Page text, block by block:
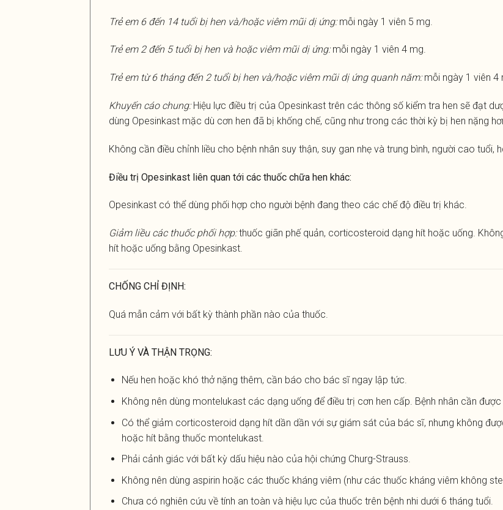
Trẻ em 6 đến 14 tuổi bị hen và/hoặc viêm mũi dị ứng:mỗi ngày 1 viên 5 mg.
Trẻ em 2 đến 5 tuổi bị hen và hoặc viêm mũi dị ứng:mỗi ngày 1 viên 4 mg.
Trẻ em từ 6 tháng đến 2 tuổi bị hen và/hoặc viêm mũi dị ứng quanh năm:mỗi ngày 1 viên 4
Khuyến cáo chung:Hiệu lực điều trị của Opesinkast trên các thông số kiểm tra hen sẽ đạt
dùng Opesinkast mặc dù cơn hen đã bị khống chế, cũng như trong các thời kỳ bị hen nặng
Không cần điều chỉnh liều cho bệnh nhân suy thận, suy gan nhẹ và trung bình, người cao tuổi,
Điều trị Opesinkast liên quan tới các thuốc chữa hen khác:
Opesinkast có thể dùng phối hợp cho người bệnh đang theo các chế độ điều trị khác.
Giảm liều các thuốc phối hợp:thuốc giãn phế quản, corticosteroid dạng hít hoặc uống.
hít hoặc uống bằng Opesinkast.
CHỐNG CHỈ ĐỊNH:
Quá mẫn cảm với bất kỳ thành phần nào của thuốc.
LƯU Ý VÀ THẬN TRỌNG:
Nếu hen hoặc khó thở nặng thêm, cần báo cho bác sĩ ngay lập tức.
Không nên dùng montelukast các dạng uống để điều trị cơn hen cấp. Bệnh nhân cần
Có thể giảm corticosteroid dạng hít dần dần với sự giám sát của bác sĩ, nhưng không
hoặc hít bằng thuốc montelukast.
Phải cảnh giác với bất kỳ dấu hiệu nào của hội chứng Churg-Strauss.
Không nên dùng aspirin hoặc các thuốc kháng viêm (như các thuốc kháng viêm không
Chưa có nghiên cứu về tính an toàn và hiệu lực của thuốc trên bệnh nhi dưới 6 tháng tuổi.